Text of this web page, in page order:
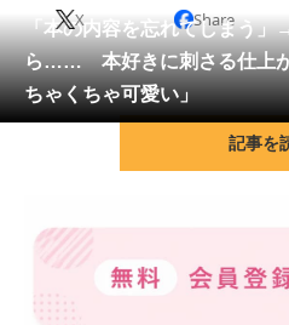
会員記事
メディア
注目記事を集めた総合ページ
スマホと通信の最新トレンド
進化するPCとデバイスの未来
「本の内容を忘れてしまう」
ら…… 本好きに刺さる仕上が
ちゃくちゃ可愛い」
X Share
記事を